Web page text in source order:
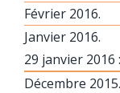
Février 2016.
Janvier 2016.
29 janvier
Décembre 2015.